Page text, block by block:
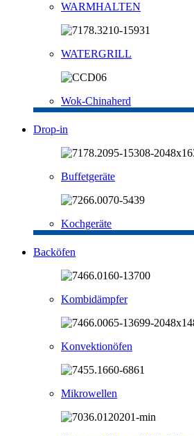
WARMHALTEN
WATERGRILL
Wok-Chinaherd
Drop-in
Buffetgeräte
Kochgeräte
Backöfen
Kombidämpfer
Konvektionöfen
Mikrowellen